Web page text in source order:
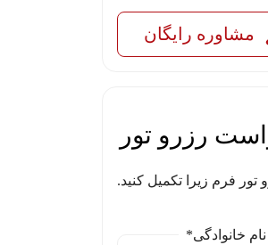
مشاوره رایگان
رزرو تور
تور فرم زیرا تکمیل کنید.
نام خانوادگی*